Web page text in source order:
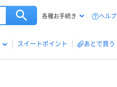
各種お手続き ヘルプ
スイートポイント あとで買う